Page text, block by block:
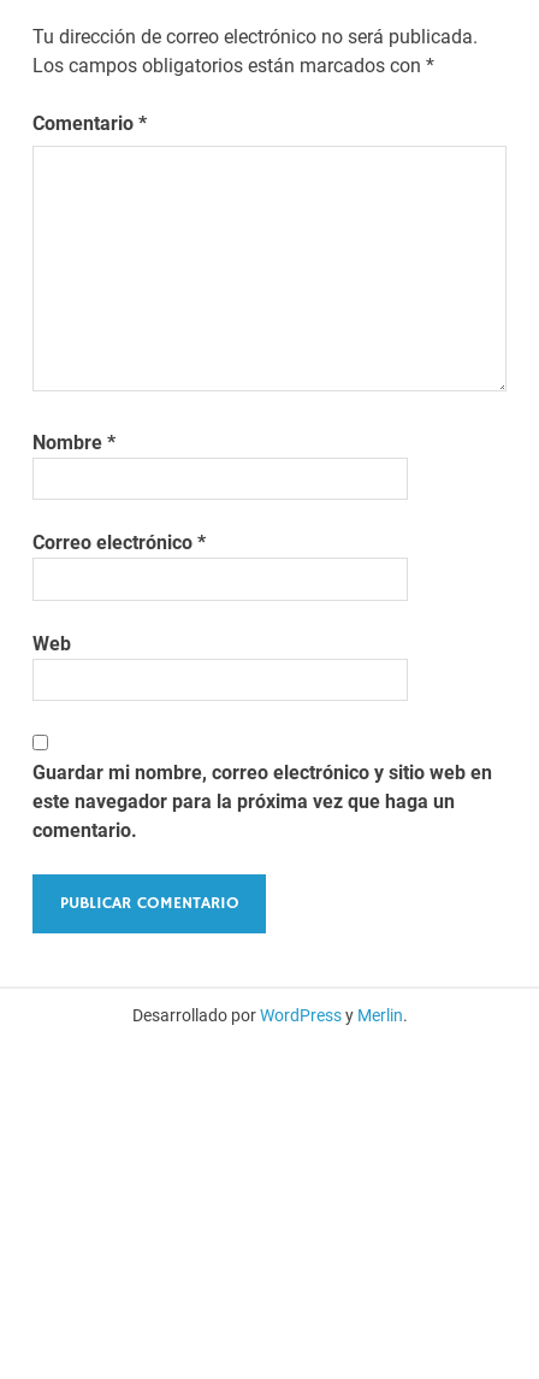
Tu dirección de correo electrónico no será publicada.
Los campos obligatorios están marcados con*
Comentario*
Nombre*
Correo electrónico*
Web
Guardar mi nombre, correo electrónico y sitio web en
este navegador para la próxima vez que haga un
comentario.
Desarrollado porWordPressy Merlin.